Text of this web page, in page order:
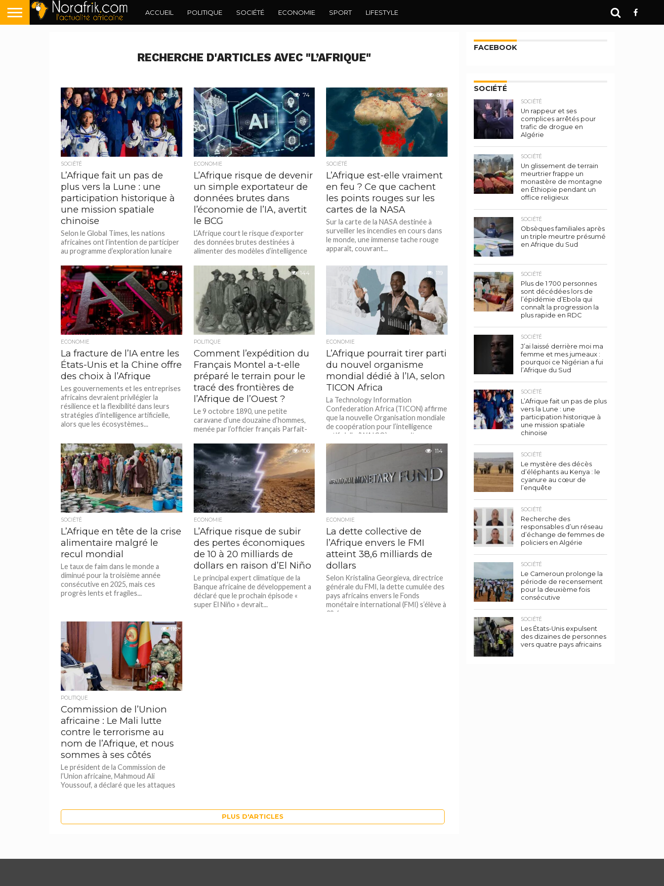
ACCUEIL POLITIQUE SOCIÉTÉ ECONOMIE SPORT LIFESTYLE
RECHERCHE D'ARTICLES AVEC "L’AFRIQUE"
50
SOCIÉTÉ
L’Afrique fait un pas de
plus vers la Lune : une
participation historique à
une mission spatiale
chinoise
Selon le Global Times, les nations
africaines ont l’intention de participer
au programme d’exploration lunaire
la mission...
74
ECONOMIE
L’Afrique risque de devenir
un simple exportateur de
données brutes dans
l’économie de l’IA, avertit
le BCG
L’Afrique court le risque d’exporter
des données brutes destinées à
alimenter des modèles d’intelligence
pour ensuite racheter les...
80
SOCIÉTÉ
L’Afrique est-elle vraiment
en feu ? Ce que cachent
les points rouges sur les
cartes de la NASA
Sur la carte de la NASA destinée à
surveiller les incendies en cours dans
le monde, une immense tache rouge
apparaît, couvrant...
75
ECONOMIE
La fracture de l’IA entre les
États-Unis et la Chine offre
des choix à l’Afrique
Les gouvernements et les entreprises
africains devraient privilégier la
résilience et la flexibilité dans leurs
stratégies d’intelligence artificielle,
alors que les écosystèmes...
144
POLITIQUE
Comment l’expédition du
Français Montel a-t-elle
préparé le terrain pour le
tracé des frontières de
l’Afrique de l’Ouest ?
Le 9 octobre 1890, une petite
caravane d’une douzaine d’hommes,
menée par l’officier français Parfait-
Saint-Louis, au Sénégal. Plus...
119
ECONOMIE
L’Afrique pourrait tirer parti
du nouvel organisme
mondial dédié à l’IA, selon
TICON Africa
La Technology Information
Confederation Africa (TICON) affirme
que la nouvelle Organisation mondiale
de coopération pour l’intelligence
artificielle (WAICO) pourrait
contribuer à renforcer...
129
SOCIÉTÉ
L’Afrique en tête de la crise
alimentaire malgré le
recul mondial
Le taux de faim dans le monde a
diminué pour la troisième année
consécutive en 2025, mais ces
progrès lents et fragiles...
106
ECONOMIE
L’Afrique risque de subir
des pertes économiques
de 10 à 20 milliards de
dollars en raison d’El Niño
Le principal expert climatique de la
Banque africaine de développement a
déclaré que le prochain épisode «
super El Niño » devrait...
114
ECONOMIE
La dette collective de
l’Afrique envers le FMI
atteint 38,6 milliards de
dollars
Selon Kristalina Georgieva, directrice
générale du FMI, la dette cumulée des
pays africains envers le Fonds
monétaire international (FMI) s’élève à
38,6...
116
POLITIQUE
Commission de l’Union
africaine : Le Mali lutte
contre le terrorisme au
nom de l’Afrique, et nous
sommes à ses côtés
Le président de la Commission de
l’Union africaine, Mahmoud Ali
Youssouf, a déclaré que les attaques
PLUS D'ARTICLES
FACEBOOK
SOCIÉTÉ
SOCIÉTÉ
Un rappeur et ses
complices arrêtés pour
trafic de drogue en
Algérie
SOCIÉTÉ
Un glissement de terrain
meurtrier frappe un
monastère de montagne
en Éthiopie pendant un
office religieux
SOCIÉTÉ
Obsèques familiales après
un triple meurtre présumé
en Afrique du Sud
SOCIÉTÉ
Plus de 1 700 personnes
sont décédées lors de
l’épidémie d’Ebola qui
connaît la progression la
plus rapide en RDC
SOCIÉTÉ
J’ai laissé derrière moi ma
femme et mes jumeaux :
pourquoi ce Nigérian a fui
l’Afrique du Sud
SOCIÉTÉ
L’Afrique fait un pas de plus
vers la Lune : une
participation historique à
une mission spatiale
chinoise
SOCIÉTÉ
Le mystère des décès
d’éléphants au Kenya : le
cyanure au cœur de
l’enquête
SOCIÉTÉ
Recherche des
responsables d’un réseau
d’échange de femmes de
policiers en Algérie
SOCIÉTÉ
Le Cameroun prolonge la
période de recensement
pour la deuxième fois
consécutive
SOCIÉTÉ
Les États-Unis expulsent
des dizaines de personnes
vers quatre pays africains